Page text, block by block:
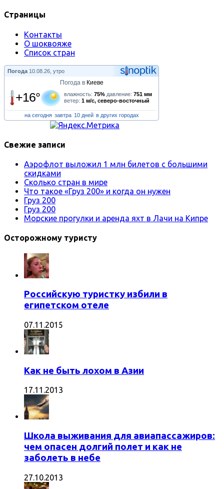
Страницы
Контакты
О шоквояже
Список стран
Погода 10.08.26, утро
Погода в Киеве
+16° влажность: 75% давление: 751 мм
ветер: 1 м/с, северо-восточный
на сегодня завтра 10 дней в других городах
Свежие записи
Аэрофлот выложил 1 млн билетов с большими
скидками
Сколько стран в мире
Что такое «Груз 200» и когда он нужен
Груз 200
Груз 200
Морские прогулки и аренда яхт в Лачи на Кипре
Осторожному туристу
Российскую туристку избили в
египетском отеле
07.11.2015
Как не быть лохом в Азии
17.11.2013
Школа выживания для авиапассажиров:
чем опасен долгий полет и как не
заболеть в небе
27.10.2013